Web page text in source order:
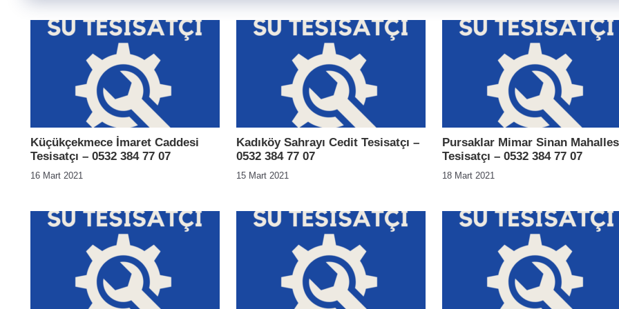
Küçükçekmece İmaret Caddesi
Tesisatçı – 0532 384 77 07
16 Mart 2021
Kadıköy Sahrayı Cedit Tesisatçı –
0532 384 77 07
15 Mart 2021
Pursaklar Mimar Sinan
Tesisatçı – 0532 384 77 07
18 Mart 2021